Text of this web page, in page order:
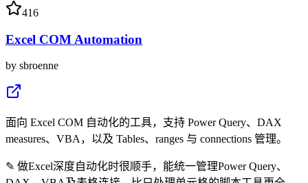
416
Excel COM Automation
by sbroenne
面向 Excel COM 自动化的工具，支持 Power Query、DAX
measures、VBA，以及 Tables、ranges 与 connections 管理。
✎ 做Excel深度自动化时很顺手，能统一管理Power Query、